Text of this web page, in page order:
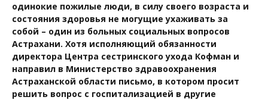
одинокие пожилые люди, в силу своего возраста и
состояния здоровья не могущие ухаживать за
собой – один из больных социальных вопросов
Астрахани. Хотя исполняющий обязанности
директора Центра сестринского ухода Кофман и
направил в Министерство здравоохранения
Астраханской области письмо, в котором просит
решить вопрос с госпитализацией в другие